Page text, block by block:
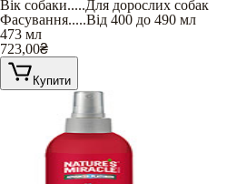
Вік собаки.....Для дорослих собак
Фасування.....Від 400 до 490 мл
473 мл
723,00₴
Купити